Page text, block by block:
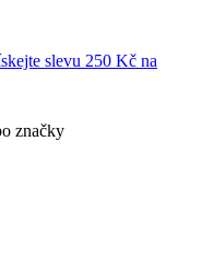
slevu 250 Kč na
značky